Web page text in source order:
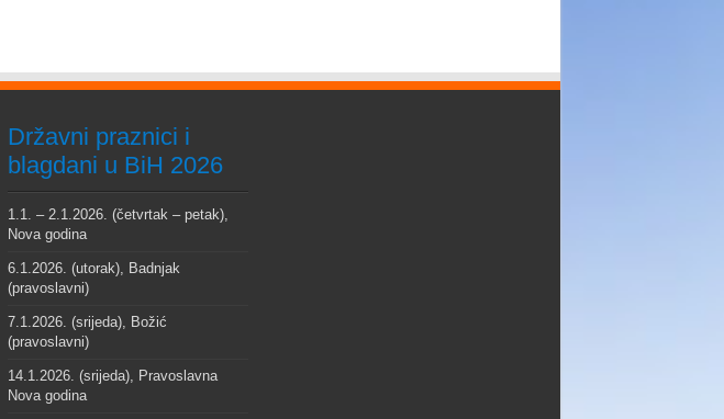
Državni praznici i
blagdani u BiH 2026
1.1. – 2.1.2026. (četvrtak – petak),
Nova godina
6.1.2026. (utorak), Badnjak
(pravoslavni)
7.1.2026. (srijeda), Božić
(pravoslavni)
14.1.2026. (srijeda), Pravoslavna
Nova godina